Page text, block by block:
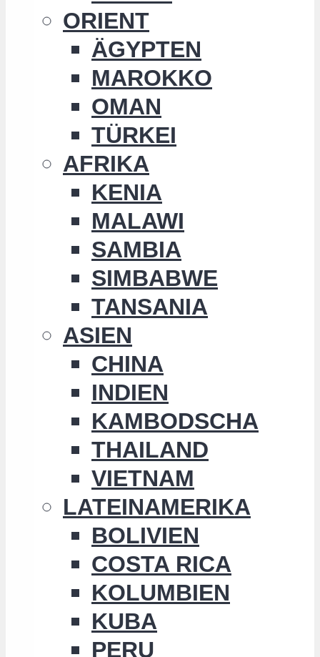
ORIENT
ÄGYPTEN
MAROKKO
OMAN
TÜRKEI
AFRIKA
KENIA
MALAWI
SAMBIA
SIMBABWE
TANSANIA
ASIEN
CHINA
INDIEN
KAMBODSCHA
THAILAND
VIETNAM
LATEINAMERIKA
BOLIVIEN
COSTA RICA
KOLUMBIEN
KUBA
PERU